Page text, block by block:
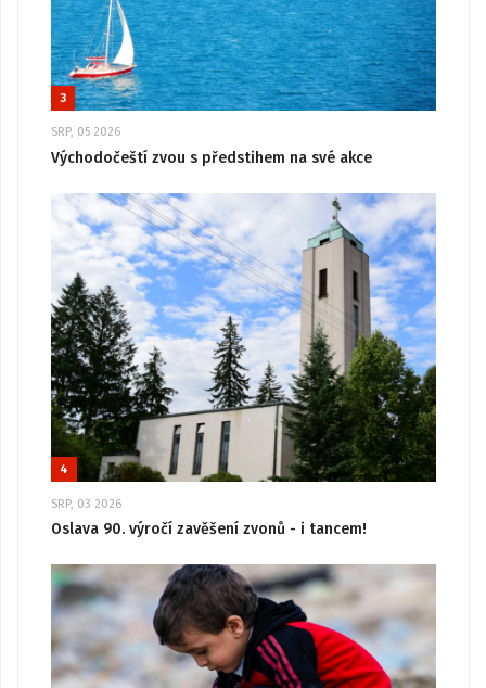
3
SRP, 05 2026
Východočeští zvou s předstihem na své akce
4
SRP, 03 2026
Oslava 90. výročí zavěšení zvonů - i tancem!